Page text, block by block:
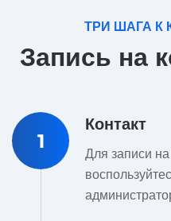
ТРИ ШАГА К
Запись на
1
Контакт
Для записи